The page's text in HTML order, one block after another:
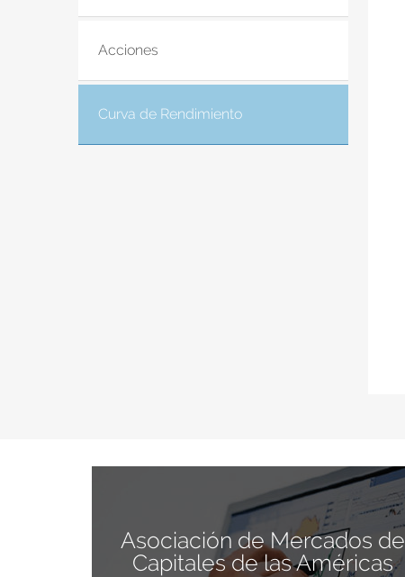
Acciones
Curva de Rendimiento
Asociación de Mercados de
Capitales de las Américas